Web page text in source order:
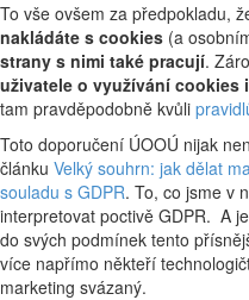
To vše ovšem za předpokladu,
nakládáte s cookies (a
strany s nimi také pracují.
uživatele o využívání cookies
tam pravděpodobně kvůli
Toto doporučení ÚOOÚ nijak
článku Velký souhrn: jak dělat
souladu s GDPR. To, co jsme v
interpretovat poctivě GDPR. A
do svých podmínek tento
více napřímo někteří
marketing svázaný.